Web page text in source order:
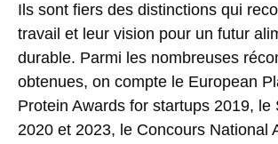
Ils sont fiers des distinctions qui
travail et leur vision pour un futur
durable. Parmi les nombreuses
obtenues, on compte le European
Protein Awards for startups 2019, le
2020 et 2023, le Concours National